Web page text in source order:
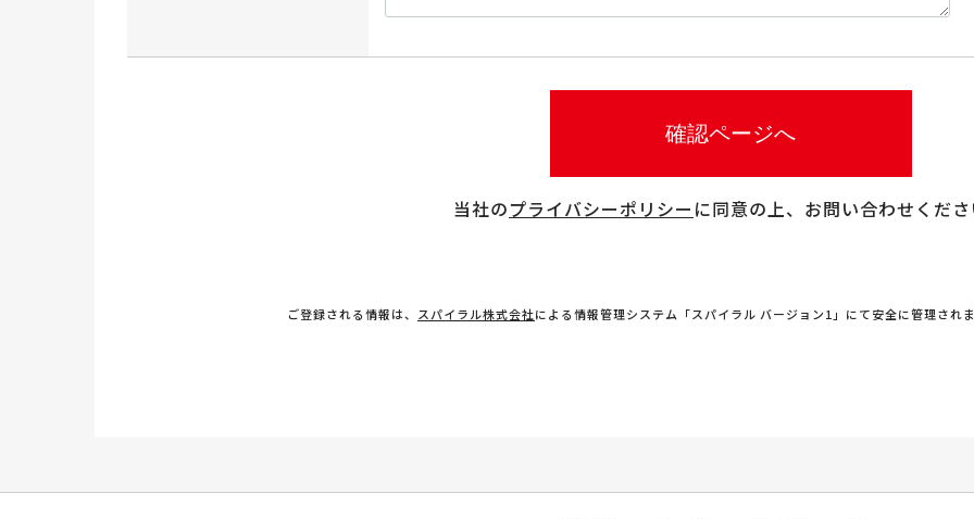
当社のプライバシーポリシー に同意の上、お問い合わせくだ
ご登録される情報は、 スパイラル株式会社による情報管理システム「スパイラル バージョン1」にて安全に管理され